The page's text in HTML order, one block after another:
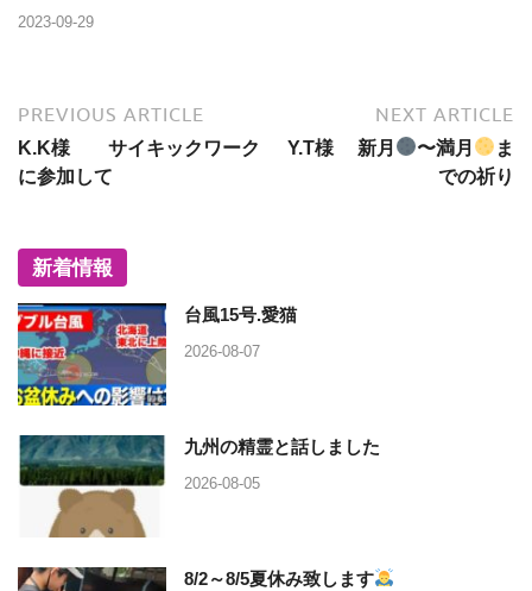
2023-09-29
PREVIOUS ARTICLE
K.K様 サイキックワーク
に参加して
NEXT ARTICLE
Y.T様 新月 〜満月
ま
での祈り
新着情報
台風15号.愛猫
2026-08-07
九州の精霊と話しました
2026-08-05
8/2～8/5夏休み致します